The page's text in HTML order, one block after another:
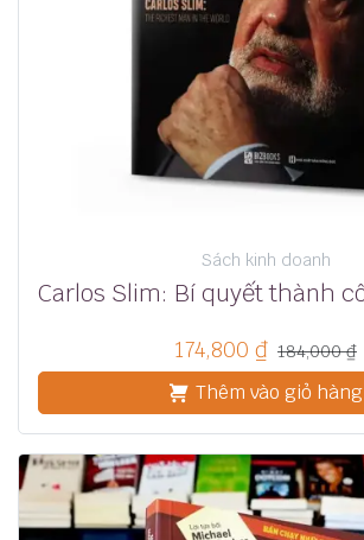
Sách kinh doanh
174,800 ₫ 184,000₫
Thêm vào giỏ hàng